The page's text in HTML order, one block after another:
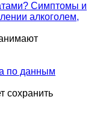
Симптомы и
алкоголем,
по данным
сохранить